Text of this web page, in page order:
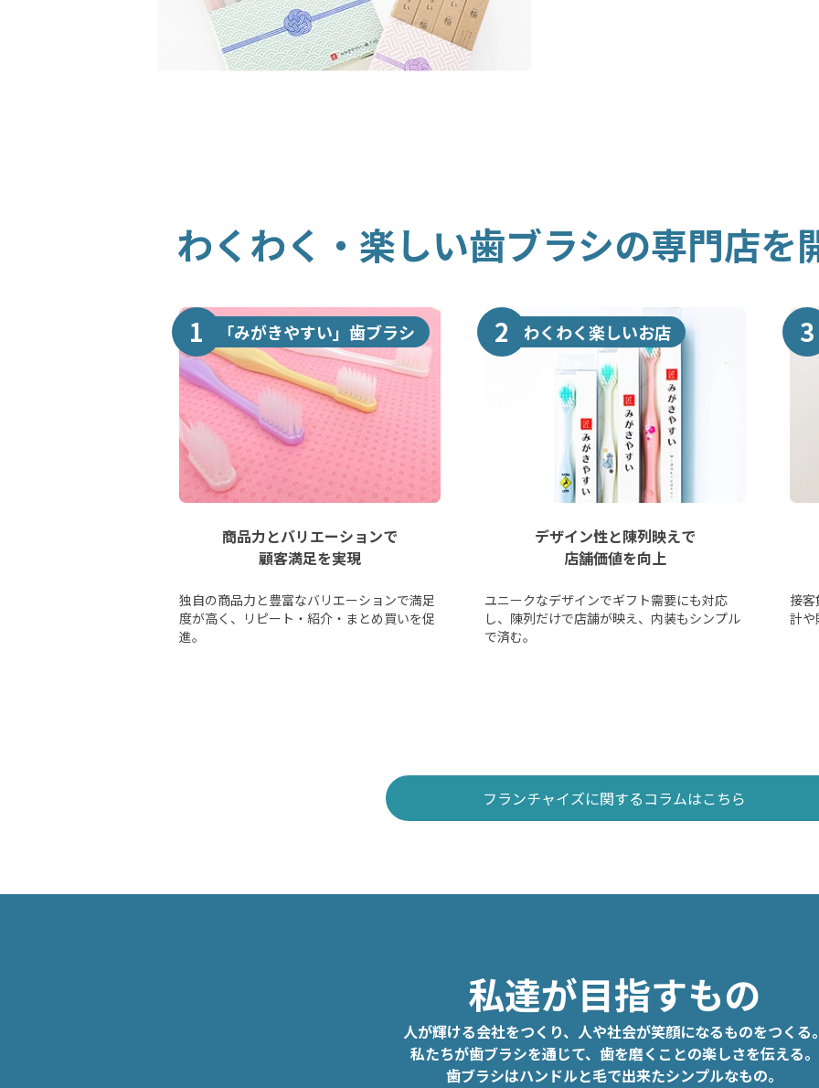
わくわく・楽しい歯ブラシの専門店を
1 「みがきやすい」歯ブラシ
商品力とバリエーションで
顧客満足を実現
独自の商品力と豊富なバリエーションで満足
度が高く、リピート・紹介・まとめ買いを促
進。
2 わくわく楽しいお店
デザイン性と陳列映えで
店舗価値を向上
ユニークなデザインでギフト需要にも対応
し、陳列だけで店舗が映え、内装もシンプル
で済む。
3
接
計や
フランチャイズに関するコラムはこちら
私達が目指すもの
人が輝ける会社をつくり、人や社会が笑顔になるものをつくる
私たちが歯ブラシを通じて、歯を磨くことの楽しさを伝える。
歯ブラシはハンドルと毛で出来たシンプルなもの。